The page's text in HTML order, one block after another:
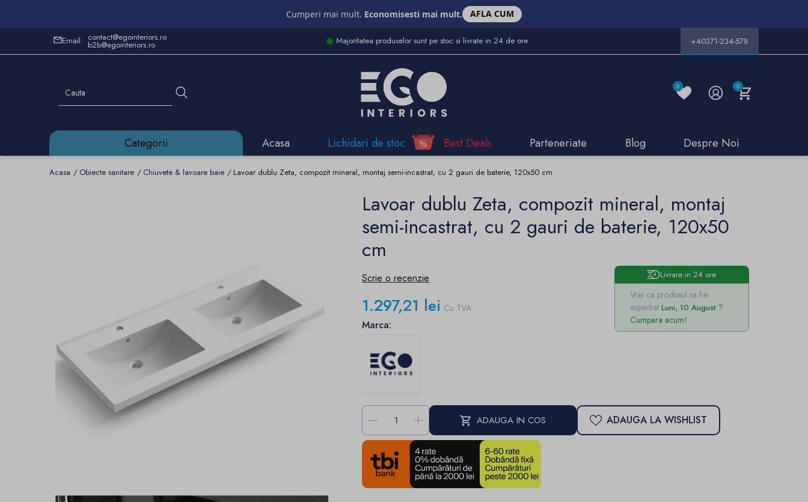
Cumperi mai mult. Economisesti mai mult. AFLA CUM
Email: contact@egointeriors.ro
b2b@egointeriors.ro Majoritatea produselor sunt pe stoc si livrate in 24 de ore +40371-234-578
0 0
Categorii Acasa Lichidari de stoc Best Deals Parteneriate Blog Despre Noi
Acasa Obiecte sanitare Chiuvete & lavoare baie Lavoar dublu Zeta, compozit mineral, montaj semi-incastrat, cu 2 gauri de baterie, 120x50 cm
Lavoar dublu Zeta, compozit mineral, montaj
semi-incastrat, cu 2 gauri de baterie, 120x50
cm
Livrare in 24 ore
Vrei ca produsul sa fie
expediat Luni, 10 August
Cumpara acum!
Scrie o recenzie
1.297,21 lei Cu TVA
Marca:
- + ADAUGA IN COS ADAUGA LA WISHLIST